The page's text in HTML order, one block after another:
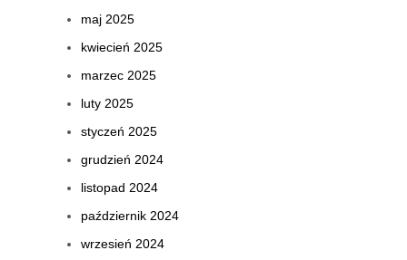
maj 2025
kwiecień 2025
marzec 2025
luty 2025
styczeń 2025
grudzień 2024
listopad 2024
październik 2024
wrzesień 2024